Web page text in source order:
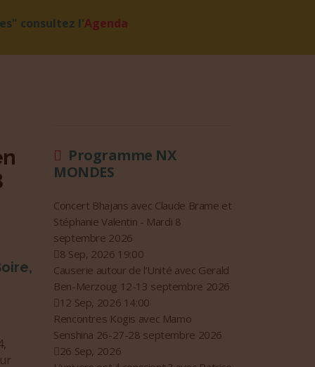
consultez l'Agenda
Programme NX
MONDES
Concert Bhajans avec Claude Brame et
Stéphanie Valentin - Mardi 8
septembre 2026
8 Sep, 2026 19:00
Causerie autour de l’Unité avec Gerald
Ben-Merzoug 12-13 septembre 2026
12 Sep, 2026 14:00
Rencontres Kogis avec Mamo
Senshina 26-27-28 septembre 2026
26 Sep, 2026